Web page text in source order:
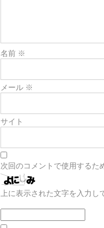
名前 ※
メール ※
サイト
次回のコメントで使用するた
上に表示された文字を入力し